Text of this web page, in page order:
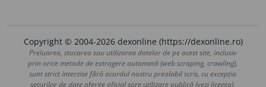
Copyright © 2004-2026 dexonline (https://dexonline.ro)
Preluarea, stocarea sau utilizarea datelor de pe acest site, inclusiv
prin orice metode de extragere automată (web scraping, crawling),
sunt strict interzise fără acordul nostru prealabil scris, cu excepția
seturilor de date oferite oficial spre utilizare publică (vezi licența).